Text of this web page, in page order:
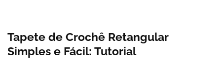
Tapete de Crochê Retangular
Simples e Fácil: Tutorial